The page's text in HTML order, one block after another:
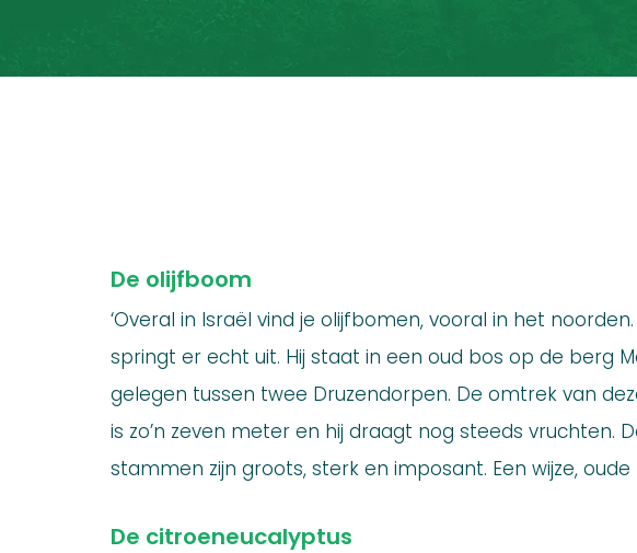
De olijfboom
‘Overal in Israël vind je olijfbomen, vooral in het noorden.
springt er echt uit. Hij staat in een oud bos op de berg
gelegen tussen twee Druzendorpen. De omtrek van
is zo’n zeven meter en hij draagt ​​nog steeds vruchten.
stammen zijn groots, sterk en imposant. Een wijze, oude
De citroeneucalyptus